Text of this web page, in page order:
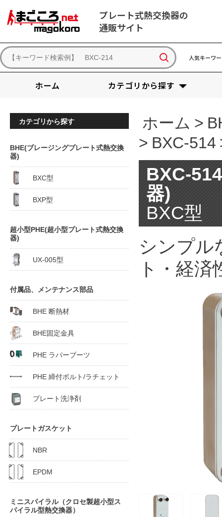
プレート式熱交換器の
通販サイト
人気キーワ
ホーム カテゴリから探す
ホーム >
> BXC-514
BXC-
器)
BXC型
シンプル
ト・経
カテゴリから探す
BHE(ブレージングプレート式熱交換
器)
BXC型
BXP型
超小型PHE(超小型プレート式熱交換
器)
UX-005型
付属品、メンテナンス部品
BHE 断熱材
BHE固定金具
PHE ラバーブーツ
PHE 締付ボルト/ラチェット
プレート洗浄剤
プレートガスケット
NBR
EPDM
ミニスパイラル（クロセ製超小型ス
パイラル型熱交換器）